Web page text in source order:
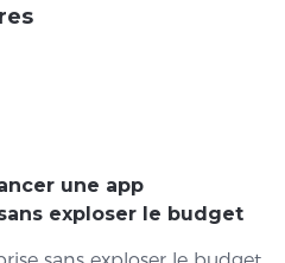
une app
exploser le budget